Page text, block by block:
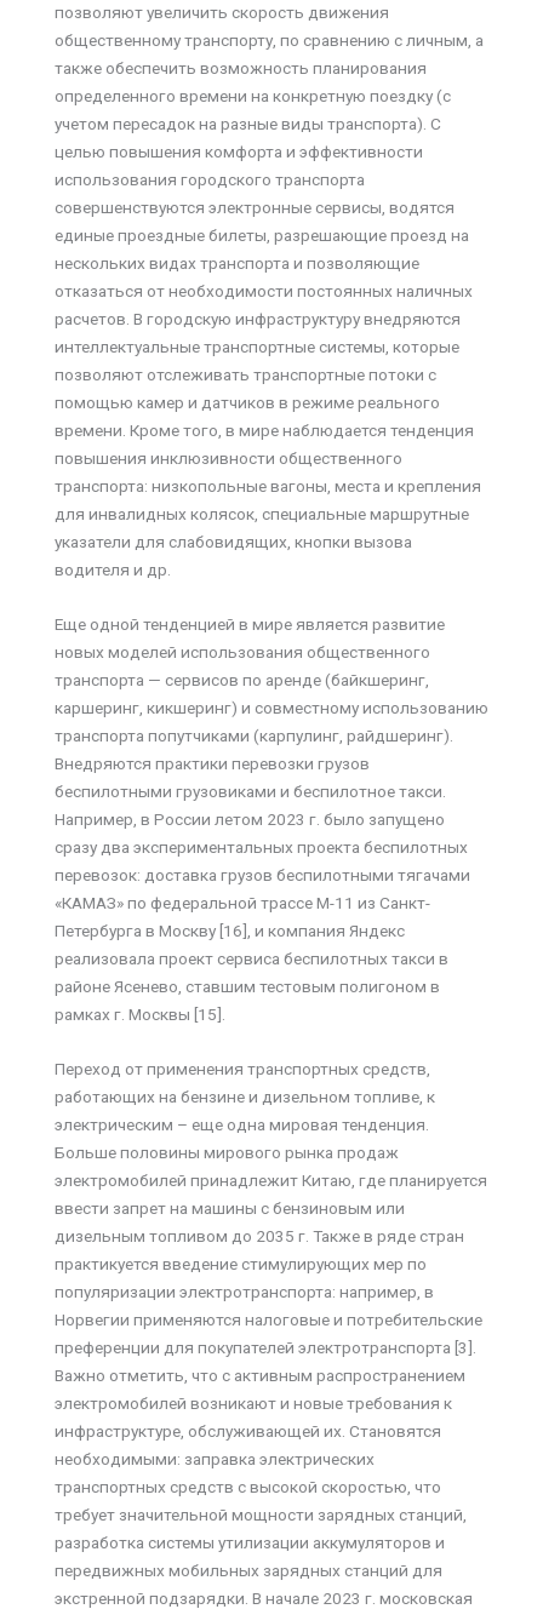
позволяют увеличить скорость движения
общественному транспорту, по сравнению с личным, а
также обеспечить возможность планирования
определенного времени на конкретную поездку (с
учетом пересадок на разные виды транспорта). С
целью повышения комфорта и эффективности
использования городского транспорта
совершенствуются электронные сервисы, водятся
единые проездные билеты, разрешающие проезд на
нескольких видах транспорта и позволяющие
отказаться от необходимости постоянных наличных
расчетов. В городскую инфраструктуру внедряются
интеллектуальные транспортные системы, которые
позволяют отслеживать транспортные потоки с
помощью камер и датчиков в режиме реального
времени. Кроме того, в мире наблюдается тенденция
повышения инклюзивности общественного
транспорта: низкопольные вагоны, места и крепления
для инвалидных колясок, специальные маршрутные
указатели для слабовидящих, кнопки вызова
водителя и др.
Еще одной тенденцией в мире является развитие
новых моделей использования общественного
транспорта — сервисов по аренде (байкшеринг,
каршеринг, кикшеринг) и совместному использованию
транспорта попутчиками (карпулинг, райдшеринг).
Внедряются практики перевозки грузов
беспилотными грузовиками и беспилотное такси.
Например, в России летом 2023 г. было запущено
сразу два экспериментальных проекта беспилотных
перевозок: доставка грузов беспилотными тягачами
«КАМАЗ» по федеральной трассе М-11 из Санкт-
Петербурга в Москву [16], и компания Яндекс
реализовала проект сервиса беспилотных такси в
районе Ясенево, ставшим тестовым полигоном в
рамках г. Москвы [15].
Переход от применения транспортных средств,
работающих на бензине и дизельном топливе, к
электрическим – еще одна мировая тенденция.
Больше половины мирового рынка продаж
электромобилей принадлежит Китаю, где планируется
ввести запрет на машины с бензиновым или
дизельным топливом до 2035 г. Также в ряде стран
практикуется введение стимулирующих мер по
популяризации электротранспорта: например, в
Норвегии применяются налоговые и потребительские
преференции для покупателей электротранспорта [3].
Важно отметить, что с активным распространением
электромобилей возникают и новые требования к
инфраструктуре, обслуживающей их. Становятся
необходимыми: заправка электрических
транспортных средств с высокой скоростью, что
требует значительной мощности зарядных станций,
разработка системы утилизации аккумуляторов и
передвижных мобильных зарядных станций для
экстренной подзарядки. В начале 2023 г. московская